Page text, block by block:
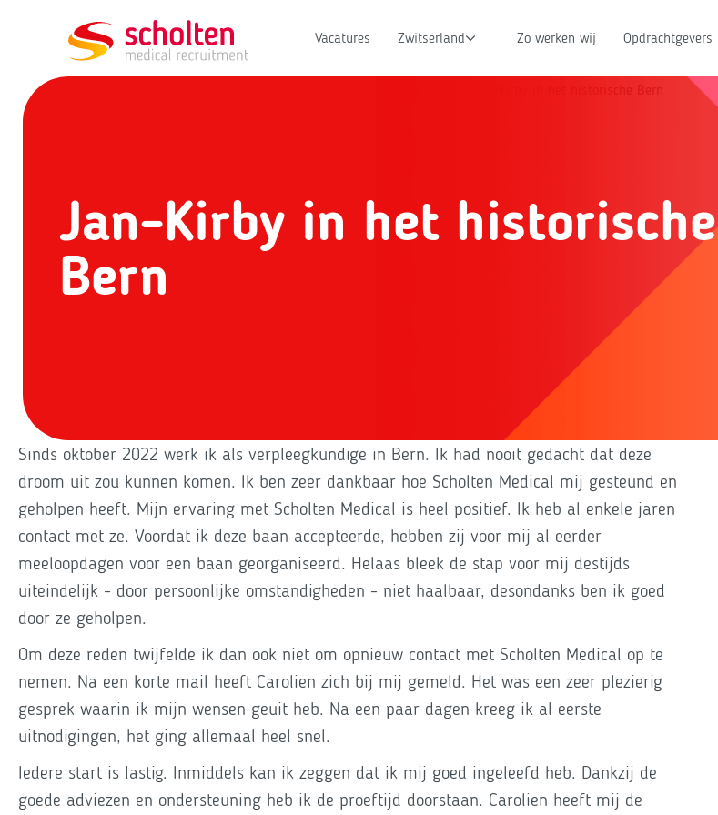
Vacatures Zwitserland Zo werken wij Opdrachtgevers
Jan-Kirby in het historische
Bern
Sinds oktober 2022 werk ik als verpleegkundige in Bern. Ik had nooit gedacht dat deze
droom uit zou kunnen komen. Ik ben zeer dankbaar hoe Scholten Medical mij gesteund en
geholpen heeft. Mijn ervaring met Scholten Medical is heel positief. Ik heb al enkele jaren
contact met ze. Voordat ik deze baan accepteerde, hebben zij voor mij al eerder
meeloopdagen voor een baan georganiseerd. Helaas bleek de stap voor mij destijds
uiteindelijk - door persoonlijke omstandigheden - niet haalbaar, desondanks ben ik goed
door ze geholpen.
Om deze reden twijfelde ik dan ook niet om opnieuw contact met Scholten Medical op te
nemen. Na een korte mail heeft Carolien zich bij mij gemeld. Het was een zeer plezierig
gesprek waarin ik mijn wensen geuit heb. Na een paar dagen kreeg ik al eerste
uitnodigingen, het ging allemaal heel snel.
Iedere start is lastig. Inmiddels kan ik zeggen dat ik mij goed ingeleefd heb. Dankzij de
goede adviezen en ondersteuning heb ik de proeftijd doorstaan. Carolien heeft mij de